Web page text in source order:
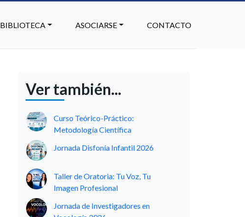
BIBLIOTECA ASOCIARSE CONTACTO
Ver también...
Curso Teórico-Práctico:
Metodología Científica
Jornada Disfonía Infantil 2026
Taller de Oratoria: Tu Voz, Tu
Imagen Profesional
Jornada de Investigadores en